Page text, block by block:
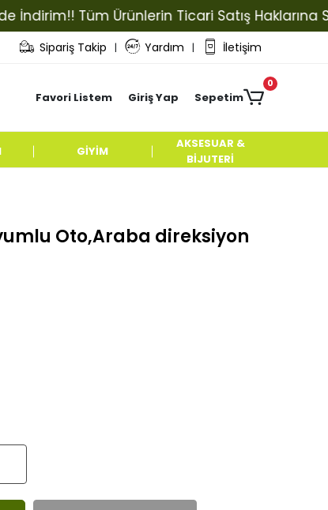
Tüm Ürünlerin Ticari Satış Haklarına
Sipariş Takip | Yardım | İletişim
Favori Listem Giriş Yap Sepetim
0
GİYİM
AKSESUAR &
BİJUTERİ
Oto,Araba direksiyon